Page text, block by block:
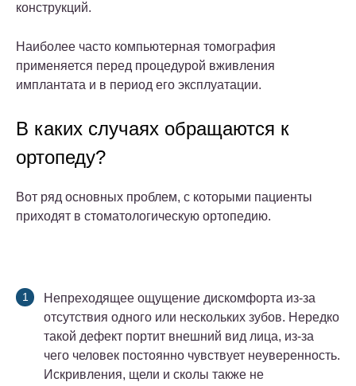
конструкций.
Наиболее часто компьютерная томография
применяется перед процедурой вживления
имплантата и в период его эксплуатации.
В каких случаях обращаются к
ортопеду?
Вот ряд основных проблем, с которыми пациенты
приходят в стоматологическую ортопедию.
Непреходящее ощущение дискомфорта из-за
отсутствия одного или нескольких зубов. Нередко
такой дефект портит внешний вид лица, из-за
чего человек постоянно чувствует неуверенность.
Искривления, щели и сколы также не